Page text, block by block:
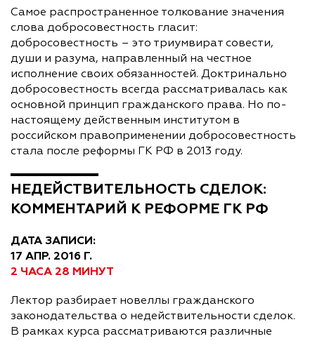
Самое распространенное толкование значения
слова добросовестность гласит:
добросовестность – это триумвират совести,
души и разума, направленный на честное
исполнение своих обязанностей. Доктринально
добросовестность всегда рассматривалась как
основной принцип гражданского права. Но по-
настоящему действенным институтом в
российском правоприменении добросовестность
стала после реформы ГК РФ в 2013 году.
НЕДЕЙСТВИТЕЛЬНОСТЬ СДЕЛОК:
КОММЕНТАРИЙ К РЕФОРМЕ ГК РФ
ДАТА ЗАПИСИ:
17 АПР. 2016 Г.
2 ЧАСА 28 МИНУТ
Лектор разбирает новеллы гражданского
законодательства о недействительности сделок.
В рамках курса рассматриваются различные